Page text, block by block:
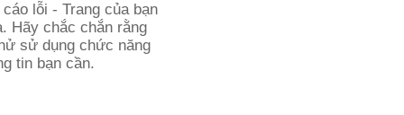
lỗi - Trang của bạn
Hãy chắc chắn rằng
sử dụng chức năng
tin bạn cần.